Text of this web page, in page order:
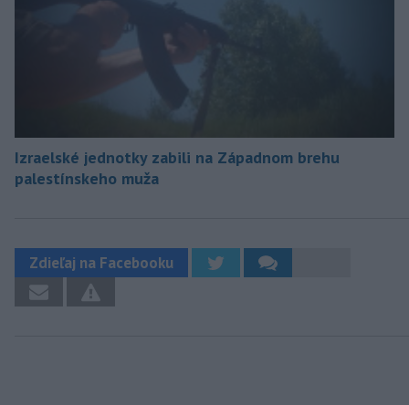
Izraelské jednotky zabili na Západnom brehu
palestínskeho muža
Zdieľaj na Facebooku